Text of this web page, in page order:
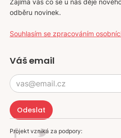
Zajímá vás co se u nás děje
odběru novinek.
Souhlasím se zpracováním
Váš email
Projekt vzniká za podpory: